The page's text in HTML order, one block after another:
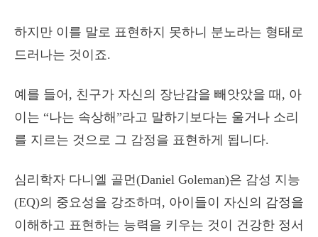
하지만 이를 말로 표현하지 못하니 분노라는 형태로
드러나는 것이죠.
예를 들어, 친구가 자신의 장난감을 빼앗았을 때, 아
이는 “나는 속상해”라고 말하기보다는 울거나 소리
를 지르는 것으로 그 감정을 표현하게 됩니다.
심리학자 다니엘 골먼(Daniel Goleman)은 감성 지능
(EQ)의 중요성을 강조하며, 아이들이 자신의 감정을
이해하고 표현하는 능력을 키우는 것이 건강한 정서